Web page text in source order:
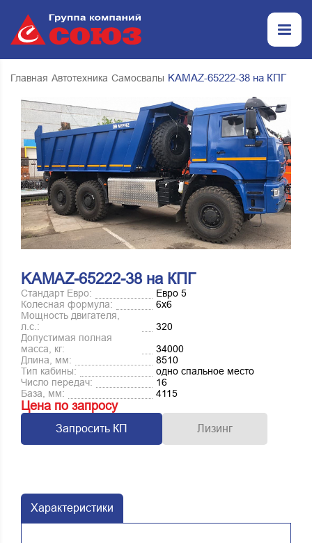
Главная Автотехника Самосвалы KAMAZ-65222-38 на КПГ
KAMAZ-65222-38 на КПГ
Стандарт Евро:
Евро 5
Колесная формула:
6х6
Мощность двигателя,
л.с.:
320
Допустимая полная
масса, кг:
34000
Длина, мм:
8510
Тип кабины:
одно спальное место
Число передач:
16
База, мм:
4115
Цена по запросу
Запросить КП Лизинг
Характеристики